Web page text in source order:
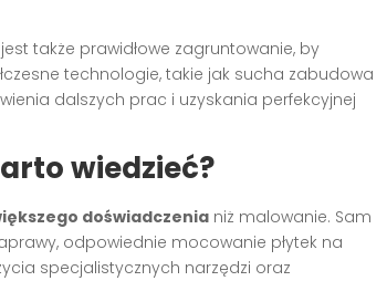
także prawidłowe zagruntowanie, by
technologie, takie jak sucha zabudowa
dalszych prac i uzyskania perfekcyjnej
wiedzieć?
doświadczenia niż malowanie. Sam
odpowiednie mocowanie płytek na
specjalistycznych narzędzi oraz